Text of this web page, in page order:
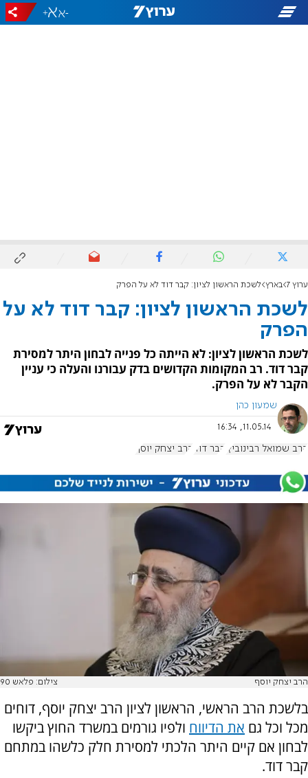
-
+
ערוץ 7 בארץ לשכת הראשון לציון: קבר דוד לא על הפרק
לשכת הראשון לציון: קבר דוד לא על
הפרק
לשכת הראשון לציון: לא הייתה כל פנייה לבחון היתר למסירת
קבר דוד. רב המקומות הקדושים בדק עבורנו והעלה כי עניין
הקבר לא על הפרק.
שמעון כהן
11.05.14, 16:34
הרב שמואל רבינוביץ' קבר דוד הרב יצחק יוסף
הרב יצחק יוסף צילום: פלאש 90
בלשכת הרב הראשי, הראשון לציון הרב יצחק יוסף, דוחים
מכל וכל גם את הדיווח ולפיו גורמים במשרד החוץ ביקשו
לבחון אם קיים היתר הלכתי למסירת חלק כלשהו במתחם
קבר דוד.